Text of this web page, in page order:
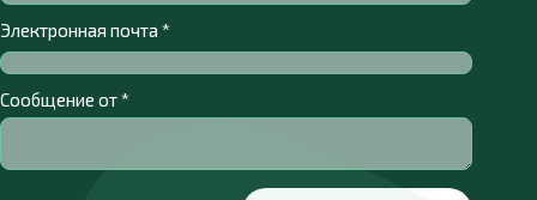
Электронная почта *
Сообщение от*